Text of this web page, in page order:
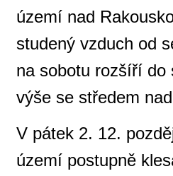
území nad
studený vzduch od
na sobotu rozšíří do
výše se středem
V pátek 2. 12.
území postupně